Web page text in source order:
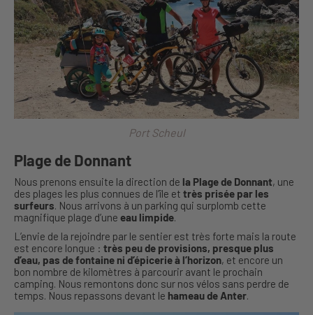
Port Scheul
Plage de Donnant
Nous prenons ensuite la direction de la Plage de Donnant, une
des plages les plus connues de l’île et très prisée par les
surfeurs. Nous arrivons à un parking qui surplomb cette
magnifique plage d’une eau limpide.
L’envie de la rejoindre par le sentier est très forte mais la route
est encore longue : très peu de provisions, presque plus
d’eau, pas de fontaine ni d’épicerie à l’horizon, et encore un
bon nombre de kilomètres à parcourir avant le prochain
camping. Nous remontons donc sur nos vélos sans perdre de
temps. Nous repassons devant le hameau de Anter.